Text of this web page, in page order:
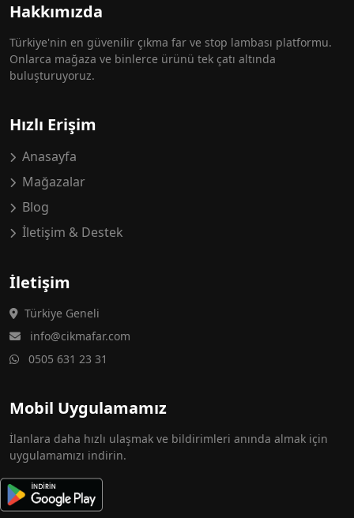
Hakkımızda
Türkiye'nin en güvenilir çıkma far ve stop lambası platformu.
Onlarca mağaza ve binlerce ürünü tek çatı altında
buluşturuyoruz.
Hızlı Erişim
Anasayfa
Mağazalar
Blog
İletişim & Destek
İletişim
Türkiye Geneli
info@cikmafar.com
0505 631 23 31
Mobil Uygulamamız
İlanlara daha hızlı ulaşmak ve bildirimleri anında almak için
uygulamamızı indirin.